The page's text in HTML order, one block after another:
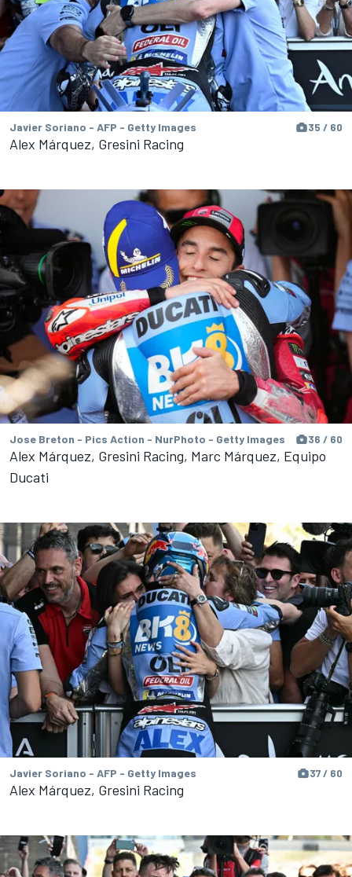
Javier Soriano - AFP - Getty Images 35 / 60
Alex Márquez, Gresini Racing
Jose Breton - Pics Action - NurPhoto - Getty Images 36 / 60
Alex Márquez, Gresini Racing, Marc Márquez, Equipo
Ducati
Javier Soriano - AFP - Getty Images 37 / 60
Alex Márquez, Gresini Racing